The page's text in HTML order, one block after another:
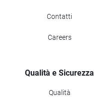
Contatti
Careers
Qualità e Sicurezza
Qualità